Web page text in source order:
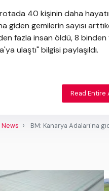
40 kişinin daha
giden gemilerin sayısı
fazla insan öldü, 8
ulaştı" bilgisi paylaşıldı.
Read Entire
BM: Kanarya Adaları'na